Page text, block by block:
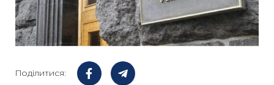
Поділитися: